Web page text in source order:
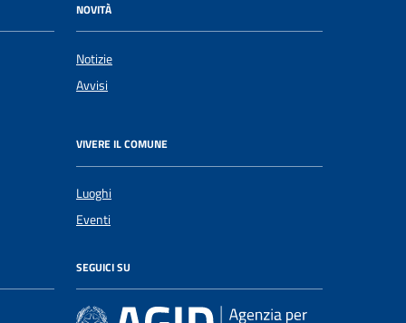
NOVITÀ
Notizie
Avvisi
VIVERE IL COMUNE
Luoghi
Eventi
SEGUICI SU